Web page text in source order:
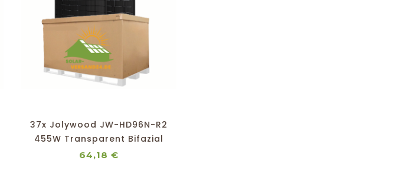
37x Jolywood JW-HD96N-R2
455W Transparent Bifazial
Solarmodul
64,18 €Preis